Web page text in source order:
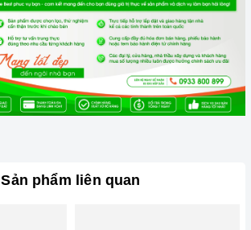
Sản phẩm liên quan